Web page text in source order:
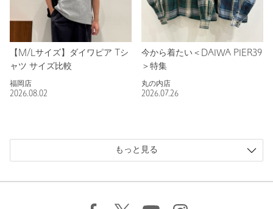
【M/Lサイズ】ダイワピア Tシ
ャツ サイズ比較
福岡店
2026.08.02
今から着たい＜DAIWA PIER39
＞特集
丸の内店
2026.07.26
もっと見る